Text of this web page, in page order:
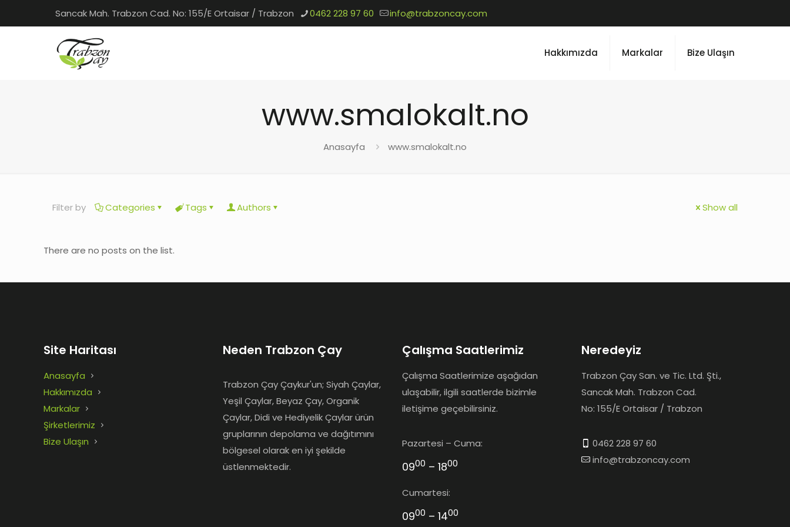
Sancak Mah. Trabzon Cad. No: 155/E Ortaisar / Trabzon 0462 228 97 60 info@trabzoncay.com
Hakkımızda Markalar Bize Ulaşın
www.smalokalt.no
Anasayfa www.smalokalt.no
Filter by Categories Tags Authors Show all
There are no posts on the list.
Site Haritası
Anasayfa
Hakkımızda
Markalar
Şirketlerimiz
Bize Ulaşın
Neden Trabzon Çay
Trabzon Çay Çaykur'un; Siyah Çaylar,
Yeşil Çaylar, Beyaz Çay, Organik
Çaylar, Didi ve Hediyelik Çaylar ürün
gruplarının depolama ve dağıtımını
bölgesel olarak en iyi şekilde
üstlenmektedir.
Çalışma Saatlerimiz
Çalışma Saatlerimize aşağıdan
ulaşabilir, ilgili saatlerde bizimle
iletişime geçebilirsiniz.
Pazartesi – Cuma:
0900 – 1800
Cumartesi:
0900 – 1400
Neredeyiz
Trabzon Çay San. ve Tic. Ltd. Şti.,
Sancak Mah. Trabzon Cad.
No: 155/E Ortaisar / Trabzon
0462 228 97 60
info@trabzoncay.com